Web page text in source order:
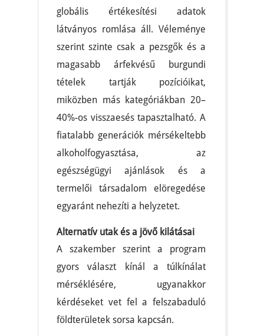
globális értékesítési adatok
látványos romlása áll. Véleménye
szerint szinte csak a pezsgők és a
magasabb árfekvésű burgundi
tételek tartják pozícióikat,
miközben más kategóriákban 20–
40%-os visszaesés tapasztalható. A
fiatalabb generációk mérsékeltebb
alkoholfogyasztása, az
egészségügyi ajánlások és a
termelői társadalom elöregedése
egyaránt nehezíti a helyzetet.
Alternatív utak és a jövő kilátásai
A szakember szerint a program
gyors választ kínál a túlkínálat
mérséklésére, ugyanakkor
kérdéseket vet fel a felszabaduló
földterületek sorsa kapcsán.